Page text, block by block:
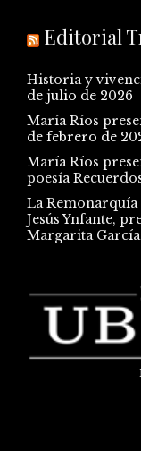
Editorial
Historia y
de julio de 2026
María Ríos
de febrero de
María Ríos
poesía
La
Jesús Ynfante,
Margarita